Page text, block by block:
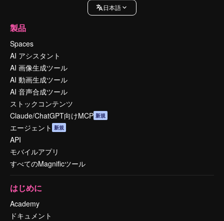
日本語
製品
Spaces
AI アシスタント
AI 画像生成ツール
AI 動画生成ツール
AI 音声合成ツール
ストックコンテンツ
Claude/ChatGPT向けMCP 新規
エージェント 新規
API
モバイルアプリ
すべてのMagnificツール
はじめに
Academy
ドキュメント